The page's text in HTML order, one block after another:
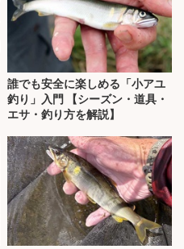
誰でも安全に楽しめる「小アユ
釣り」入門 【シーズン・道具・
エサ・釣り方を解説】